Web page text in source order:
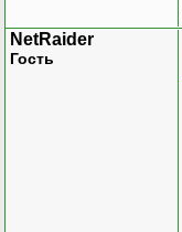
NetRaider
Гость